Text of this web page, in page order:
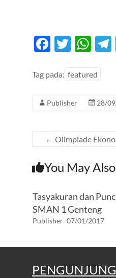
F
e
o
k
T
itt
W
at
A
p
Tag pada: featured
Publisher 28/
← Olimpiade
You May
Tasyakuran dan
SMAN 1 Genteng
Publisher 07/01/2017
PENGUNJUNG